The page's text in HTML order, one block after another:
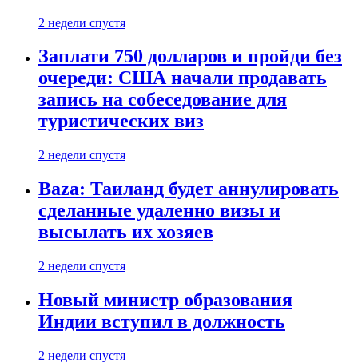
2 недели спустя
Заплати 750 долларов и пройди без
очереди: США начали продавать
запись на собеседование для
туристических виз
2 недели спустя
Baza: Таиланд будет аннулировать
сделанные удаленно визы и
высылать их хозяев
2 недели спустя
Новый министр образования
Индии вступил в должность
2 недели спустя